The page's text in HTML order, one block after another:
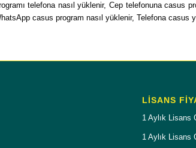
telefona nasıl yüklenir, Cep telefonuna casus
casus program nasıl yüklenir, Telefona
LISANS
1 Aylık Lisans
1 Aylık Lisans